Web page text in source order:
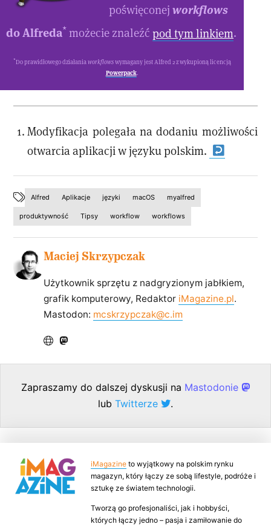
poświęconej workflows
do Alfreda*możecie znaleźć pod tym linkiem.
*Do prawidłowego działaniaworkflowswymagany jest Alfred 2 z wykupioną licencją
Powerpack.
Modyfikacja polegała na dodaniu możliwości
otwarcia aplikacji w języku polskim.
Alfred Aplikacje języki macOS myalfred
produktywność Tipsy workflow workflows
Maciej Skrzypczak
Użytkownik sprzętu z nadgryzionym jabłkiem,
grafik komputerowy, Redaktor iMagazine.pl.
Mastodon: mcskrzypczak@c.im
Zapraszamy do dalszej dyskusji na Mastodonie
lub Twitterze .
iMagazine to wyjątkowy na polskim rynku
magazyn, który łączy ze sobą lifestyle, podróże i
sztukę ze światem technologii.
Tworzą go profesjonaliści, jak i hobbyści,
których łączy jedno – pasja i zamiłowanie do